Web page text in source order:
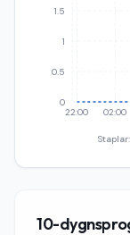
22:00 02:00
0
0.5
1
1.5
10-